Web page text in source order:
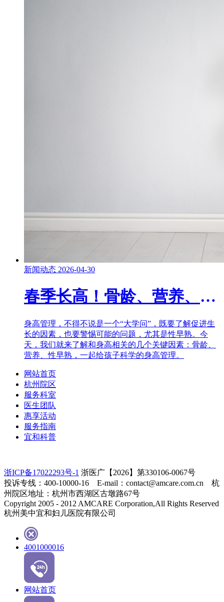
新闻动态 2026-04-30
春季长高！骨龄、营养、性早熟……这些家长一定要知道！
身高管理，不得不说是一个“大学问”，既要了解促进生
长的因素，也要警惕可能的问题，尤其是性早熟。今
天，我们就来了解和身高相关的几个关键因素：骨龄、
营养、性早熟，一起给孩子科学的身高管理。
网站首页
杭州院区
服务科室
医生团队
惠享活动
服务指南
宜和科普
浙ICP备17022293号-1 浙医广【2026】第330106-0067号
投诉专线：400-10000-16 E-mail：contact@amcare.com.cn 杭
州院区地址：杭州市西湖区古墩路67号
Copyright 2005 - 2012 AMCARE Corporation,All Rights Reserved
杭州美中宜和妇儿医院有限公司
4001000016
网站首页